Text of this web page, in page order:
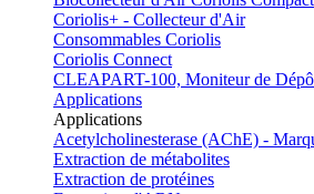
Coriolis+ - Collecteur d'Air
Consommables Coriolis
Coriolis Connect
CLEAPART-100, Moniteur de
Applications
Applications
Acetylcholinesterase (AChE) -
Extraction de métabolites
Extraction de protéines